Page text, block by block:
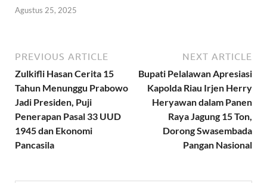
Agustus 25, 2025
PREVIOUS ARTICLE
Zulkifli Hasan Cerita 15
Tahun Menunggu Prabowo
Jadi Presiden, Puji
Penerapan Pasal 33 UUD
1945 dan Ekonomi
Pancasila
NEXT ARTICLE
Bupati Pelalawan Apresiasi
Kapolda Riau Irjen Herry
Heryawan dalam Panen
Raya Jagung 15 Ton,
Dorong Swasembada
Pangan Nasional